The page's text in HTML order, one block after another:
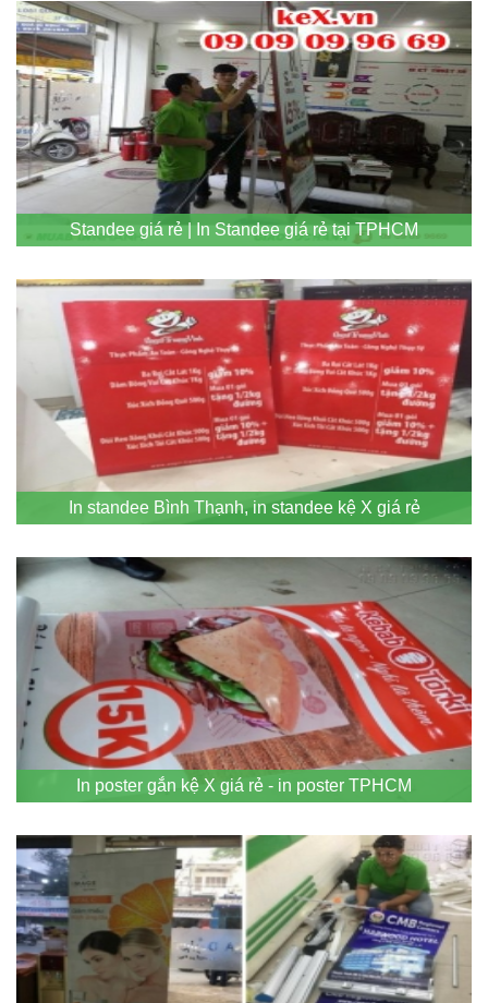
Standee giá rẻ | In Standee giá rẻ tại TPHCM
In standee Bình Thạnh, in standee kệ X giá rẻ
In poster gắn kệ X giá rẻ - in poster TPHCM